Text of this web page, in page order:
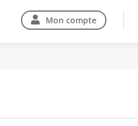
Mon compte